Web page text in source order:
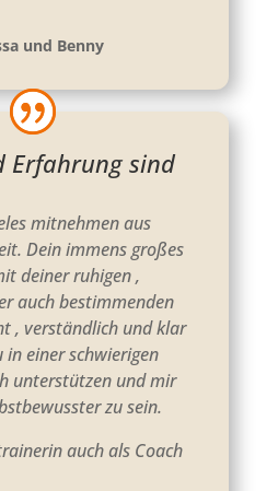
und Benny
Erfahrung sind
mitnehmen aus
Dein immens großes
deiner ruhigen ,
auch bestimmenden
, verständlich und klar
einer schwierigen
unterstützen und mir
zu sein.
auch als Coach